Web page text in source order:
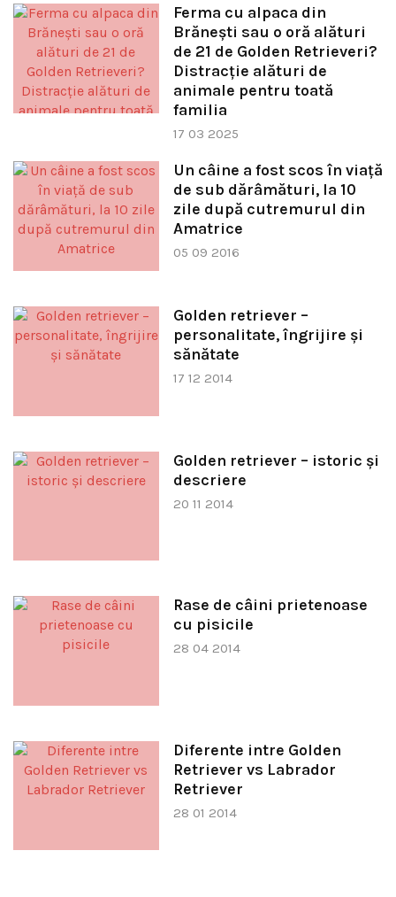
Ferma cu alpaca din
Brănești sau o oră alături
de 21 de Golden Retrieveri?
Distracție alături de
animale pentru toată
familia
17 03 2025
Un câine a fost scos în viaţă
de sub dărâmături, la 10
zile după cutremurul din
Amatrice
05 09 2016
Golden retriever –
personalitate, îngrijire și
sănătate
17 12 2014
Golden retriever – istoric și
descriere
20 11 2014
Rase de câini prietenoase
cu pisicile
28 04 2014
Diferente intre Golden
Retriever vs Labrador
Retriever
28 01 2014